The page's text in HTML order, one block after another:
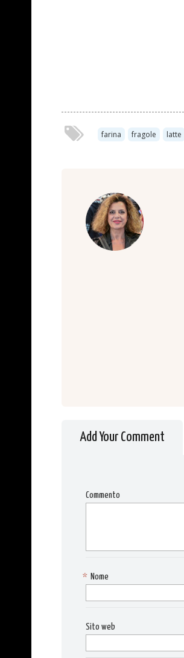
farina fragole latte
Add Your Comment
Commento
Nome
*
Sito web